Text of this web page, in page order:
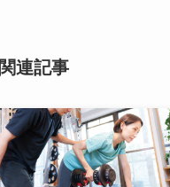
関連記事